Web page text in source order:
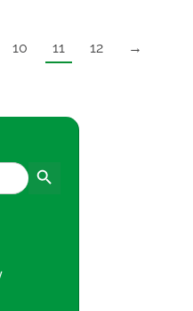
10 11 12 →